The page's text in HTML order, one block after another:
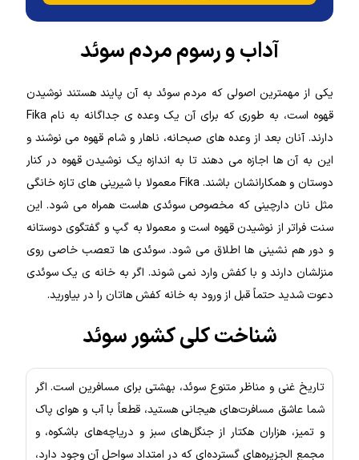
آداب و رسوم مردم سوئد
یکی از مهمترین اصولی که مردم سوئد به آن پایند هستند نوشیدن
قهوه است، به طوری که برای آن یک وعده ی جداگانه به نام Fika
دارند. آنان بعد از وعده های صبحانه، ناهار و شام قهوه می نوشند و
این به آن ها اجازه می دهند تا به اندازه یک نوشیدن قهوه در کنار
دوستان و همکارانشان باشند. Fika معمولا با شیرینی های تازه خانگی
مثل نان دارچینی که مخصوص سوئدی هاست همراه می شود. این
سنت فراتر از نوشیدن قهوه است و معمولا به گپ و گفتگوی دوستانه
و دور هم نشینی ها اطلاق می شود.سوئدی ها تعصب خاصی روی
منزلشان دارند و با کفش وارد نمی شوند. اگر به خانه ی یک سوئدی
دعوت شدید حتماً قبل از ورود به خانه کفش هاتان را در بیاورید.
شناخت کلی کشور سوئد
تاریخ غنی و مناظر متنوع سوئد، بهشتی برای مسافرین است. اگر
شما عاشق مسافرت‌های هیجانی هستید، قطعاً با آب و هوای پاک
و تمیز، هزاران هکتار از جنگل‌های سبز و دریاچه‌های باشکوه، و
مجمع الجزیره‌های گسترده‌ای که در امتداد سواحل آن وجود دارد،